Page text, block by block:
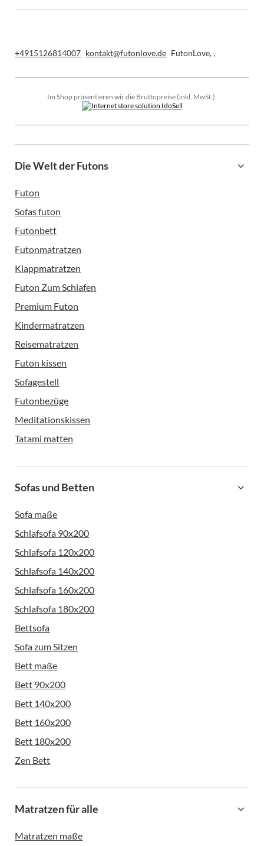
+4915126814007 kontakt@futonlove.de FutonLove,,
Im Shop präsentieren wir die Bruttopreise (inkl. MwSt.).
Die Welt der Futons
Futon
Sofas futon
Futonbett
Futonmatratzen
Klappmatratzen
Futon Zum Schlafen
Premium Futon
Kindermatratzen
Reisematratzen
Futon kissen
Sofagestell
Futonbezüge
Meditationskissen
Tatami matten
Sofas und Betten
Sofa maße
Schlafsofa 90x200
Schlafsofa 120x200
Schlafsofa 140x200
Schlafsofa 160x200
Schlafsofa 180x200
Bettsofa
Sofa zum Sitzen
Bett maße
Bett 90x200
Bett 140x200
Bett 160x200
Bett 180x200
Zen Bett
Matratzen für alle
Matratzen maße